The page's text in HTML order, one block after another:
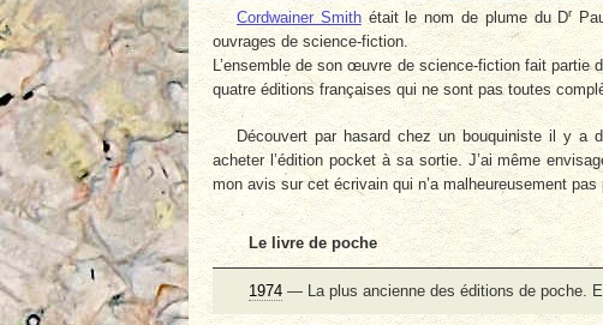
Cordwainer Smithétait le nom de plume du Dr
ouvrages de science-fiction.
L’ensemble de son œuvre de science-fiction fait partie
quatre éditions françaises qui ne sont pas toutes
Découvert par hasard chez un bouquiniste il y a
acheter l’édition pocket à sa sortie. J’ai même
mon avis sur cet écrivain qui n’a malheureusement
Le livre de poche
1974— La plus ancienne des éditions de poche.